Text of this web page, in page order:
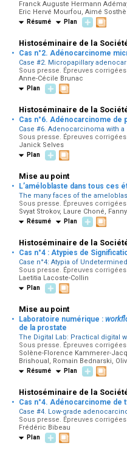
Franck Auguste Hermann
Eric Hervé Mourfou, Aimé
Résumé Plan
Histoséminaire de la
· Cas n°2. Adénocarcinome
Case #2. Micropapillary
Sous presse. Épreuves
Anne-Cécile Brunac
Plan
Histoséminaire de la
· Cas n°6. Adénocarcinome de
Case #6. Adenocarcinoma with
Sous presse. Épreuves
Janick Selves
Plan
Mise au point
· L’améloblaste dans tous ces
The many faces of the
Sous presse. Épreuves
Svyat Strokov, Laure Choné,
Résumé Plan
Histoséminaire de la
· Cas n°4 : Atypies de
Case n°4: Atypia of
Sous presse. Épreuves
Laetitia Lacoste-Collin
Plan
Mise au point
· Laboratoire numérique :
de la prostate
The Digital Lab: Practical digital
Sous presse. Épreuves
Solène-Florence Kammerer-
Brishoual, Romain Bednarski,
Résumé Plan
Histoséminaire de la
· Cas n°4. Adénocarcinome de
Case #4. Low-grade
Sous presse. Épreuves
Frédéric Bibeau
Plan